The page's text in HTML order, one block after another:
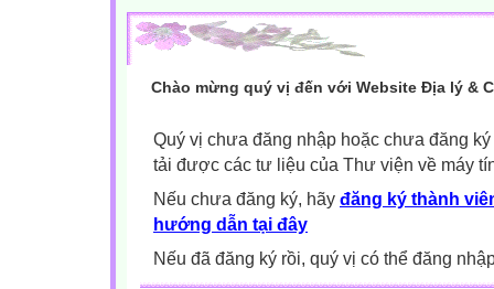
Chào mừng quý vị đến với Website Địa lý &
Quý vị chưa đăng nhập hoặc chưa đăng
tải được các tư liệu của Thư viện về máy
Nếu chưa đăng ký, hãy đăng ký thành
hướng dẫn tại đây
Nếu đã đăng ký rồi, quý vị có thể đăng